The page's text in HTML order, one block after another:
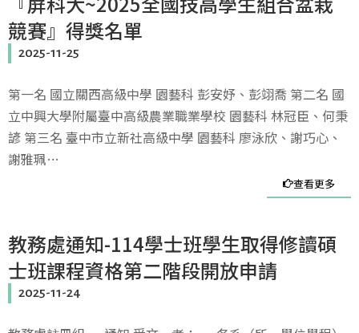
競賽』得獎名單
2025-11-25
第一名 國立關西高級中學 園藝科 彭安妤、彭翊喬 第二名 國
立中興大學附屬臺中高級農業職業學校 園藝科 林冠臣、何秉
諺 第三名 臺中市立新社高級中學 園藝科 廖泳欣、謝巧心、
謝雅珮…
查看更多
教務處通知-114學士班學生取得修讀碩
士班課程資格第二階段開放申請
2025-11-24